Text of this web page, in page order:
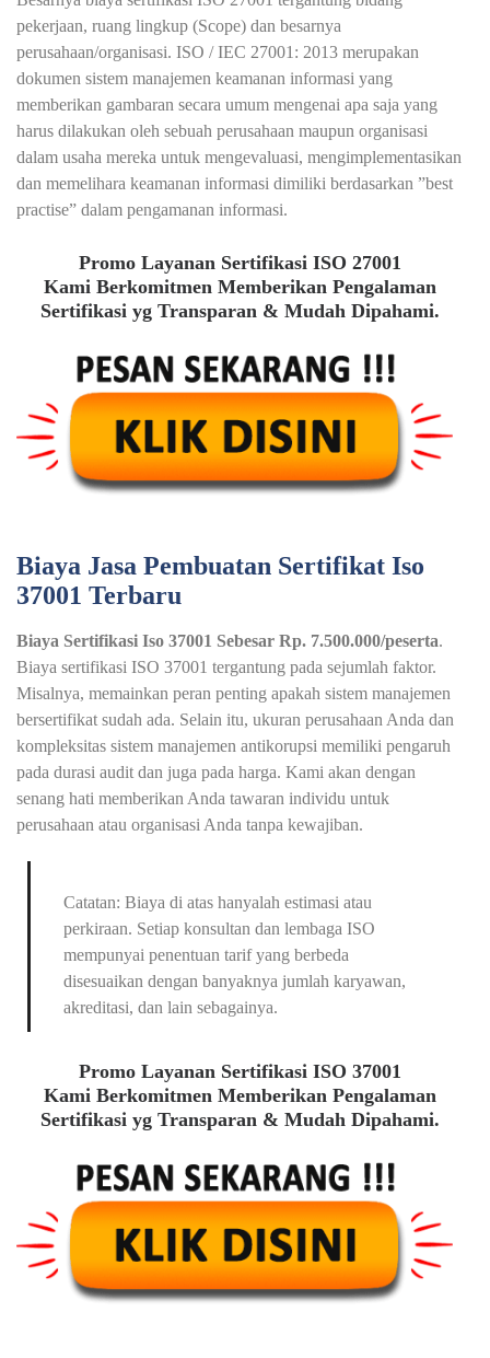
pekerjaan, ruang lingkup (Scope) dan besarnya
perusahaan/organisasi. ISO / IEC 27001: 2013 merupakan
dokumen sistem manajemen keamanan informasi yang
memberikan gambaran secara umum mengenai apa saja yang
harus dilakukan oleh sebuah perusahaan maupun organisasi
dalam usaha mereka untuk mengevaluasi, mengimplementasikan
dan memelihara keamanan informasi dimiliki berdasarkan ”best
practise” dalam pengamanan informasi.
Promo Layanan Sertifikasi ISO 27001
Kami Berkomitmen Memberikan Pengalaman
Sertifikasi yg Transparan & Mudah Dipahami.
Biaya Jasa Pembuatan Sertifikat Iso
37001 Terbaru
Biaya Sertifikasi Iso 37001 Sebesar Rp. 7.500.000/peserta.
Biaya sertifikasi ISO 37001 tergantung pada sejumlah faktor.
Misalnya, memainkan peran penting apakah sistem manajemen
bersertifikat sudah ada. Selain itu, ukuran perusahaan Anda dan
kompleksitas sistem manajemen antikorupsi memiliki pengaruh
pada durasi audit dan juga pada harga. Kami akan dengan
senang hati memberikan Anda tawaran individu untuk
perusahaan atau organisasi Anda tanpa kewajiban.
Catatan: Biaya di atas hanyalah estimasi atau
perkiraan. Setiap konsultan dan lembaga ISO
mempunyai penentuan tarif yang berbeda
disesuaikan dengan banyaknya jumlah karyawan,
akreditasi, dan lain sebagainya.
Promo Layanan Sertifikasi ISO 37001
Kami Berkomitmen Memberikan Pengalaman
Sertifikasi yg Transparan & Mudah Dipahami.